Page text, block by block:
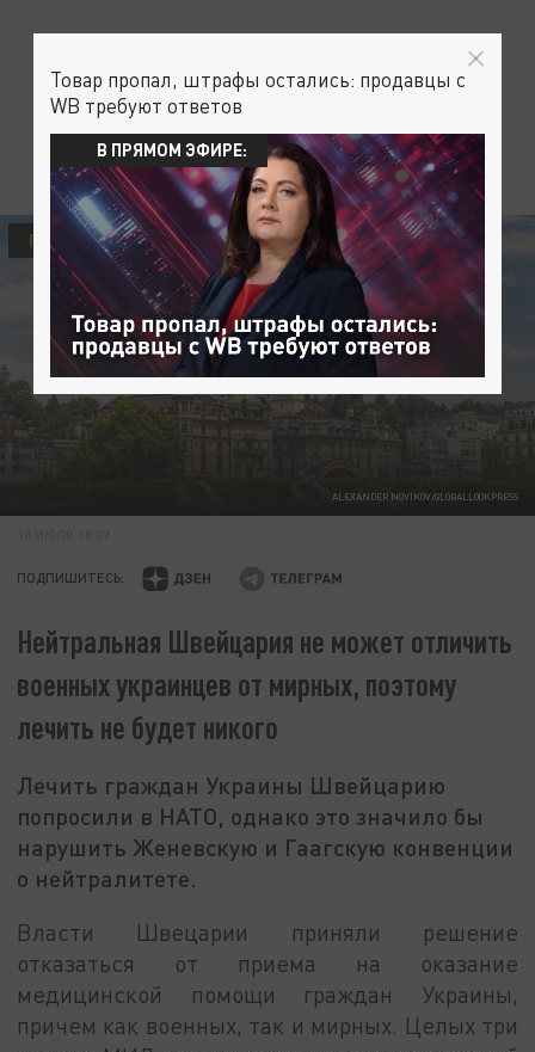
ALEXANDER NOVIKOV/GLOBALLOOKPRESS
ПОЛИТИКА
ПОДПИШИТЕСЬ:
Нейтральная Швейцария не может отличить
военных украинцев от мирных, поэтому
лечить не будет никого
Лечить граждан Украины Швейцарию
попросили в НАТО, однако это значило бы
нарушить Женевскую и Гаагскую конвенции
о нейтралитете.
Власти Швецарии приняли решение
отказаться от приема на оказание
медицинской помощи граждан Украины,
причем как военных, так и мирных. Целых три
Товар пропал, штрафы остались: продавцы с
WB требуют ответов
В ПРЯМОМ ЭФИРЕ: